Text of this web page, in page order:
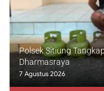
Polsek Sitiung
Dharmasraya
7 Agustus 2026